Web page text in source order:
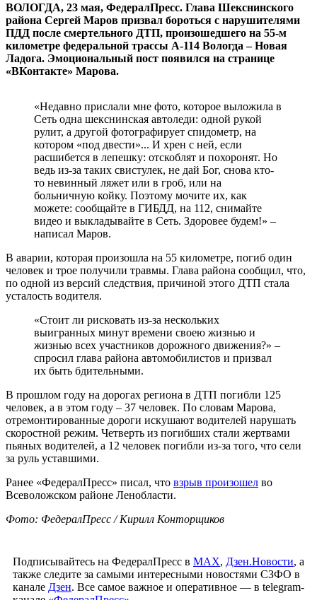
ВОЛОГДА, 23 мая, ФедералПресс. Глава Шекснинского
района Сергей Маров призвал бороться с нарушителями
ПДД после смертельного ДТП, произошедшего на 55-м
километре федеральной трассы А-114 Вологда – Новая
Ладога. Эмоциональный пост появился на странице
«ВКонтакте» Марова.
«Недавно прислали мне фото, которое выложила в
Сеть одна шекснинская автоледи: одной рукой
рулит, а другой фотографирует спидометр, на
котором «под двести»... И хрен с ней, если
расшибется в лепешку: отскоблят и похоронят. Но
ведь из-за таких свистулек, не дай Бог, снова кто-
то невинный ляжет или в гроб, или на
больничную койку. Поэтому мочите их, как
можете: сообщайте в ГИБДД, на 112, снимайте
видео и выкладывайте в Сеть. Здоровее будем!» –
написал Маров.
В аварии, которая произошла на 55 километре, погиб один
человек и трое получили травмы. Глава района сообщил, что,
по одной из версий следствия, причиной этого ДТП стала
усталость водителя.
«Стоит ли рисковать из-за нескольких
выигранных минут времени своею жизнью и
жизнью всех участников дорожного движения?» –
спросил глава района автомобилистов и призвал
их быть бдительными.
В прошлом году на дорогах региона в ДТП погибли 125
человек, а в этом году – 37 человек. По словам Марова,
отремонтированные дороги искушают водителей нарушать
скоростной режим. Четверть из погибших стали жертвами
пьяных водителей, а 12 человек погибли из-за того, что сели
за руль уставшими.
Ранее «ФедералПресс» писал, что взрыв произошел во
Всеволожском районе Ленобласти.
Фото: ФедералПресс / Кирилл Конторщиков
Подписывайтесь на ФедералПресс в МАХ, Дзен.Новости, а
также следите за самыми интересными новостями СЗФО в
канале Дзен. Все самое важное и оперативное — в telegram-